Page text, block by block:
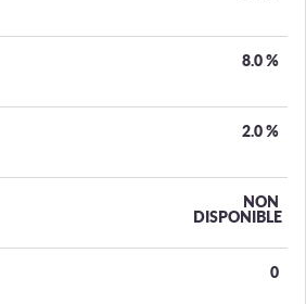
8.0%
2.0%
NON
DISPONIBLE
0